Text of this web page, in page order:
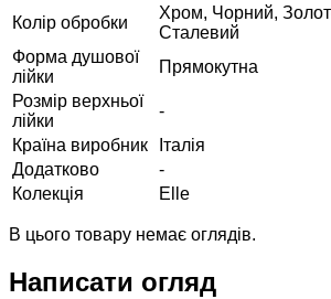
Колір обробки
Хром, Чорний,
Сталевий
Форма душової
лійки
Прямокутна
Розмір верхньої
лійки
-
Країна виробник
Італія
Додатково
-
Колекція
Elle
В цього товару немає оглядів.
Написати огляд